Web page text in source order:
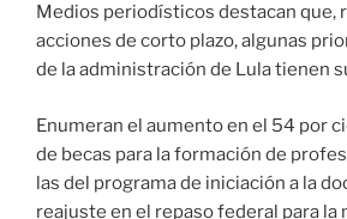
Medios periodísticos destacan que,
acciones de corto plazo, algunas
de la administración de Lula tienen
Enumeran el aumento en el 54 por
de becas para la formación de
las del programa de iniciación a la
reajuste en el repaso federal para la